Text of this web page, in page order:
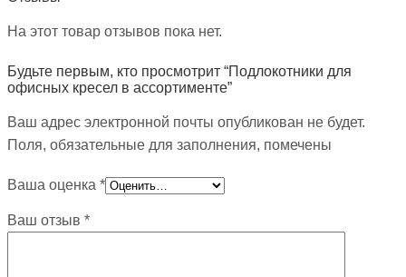
На этот товар отзывов пока нет.
Будьте первым, кто просмотрит “Подлокотники для
офисных кресел в ассортименте”
Ваш адрес электронной почты опубликован не будет.
Поля, обязательные для заполнения, помечены
Ваша оценка *
Ваш отзыв *